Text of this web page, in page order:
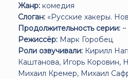
Жанр: комедия
Слоган: «Русские хакеры.
Продолжительность серии:
Режиссёр: Марк Горобец
Роли озвучивали: Кирилл
Каштанова, Игорь Коровин,
Михаил Кремер, Михаил